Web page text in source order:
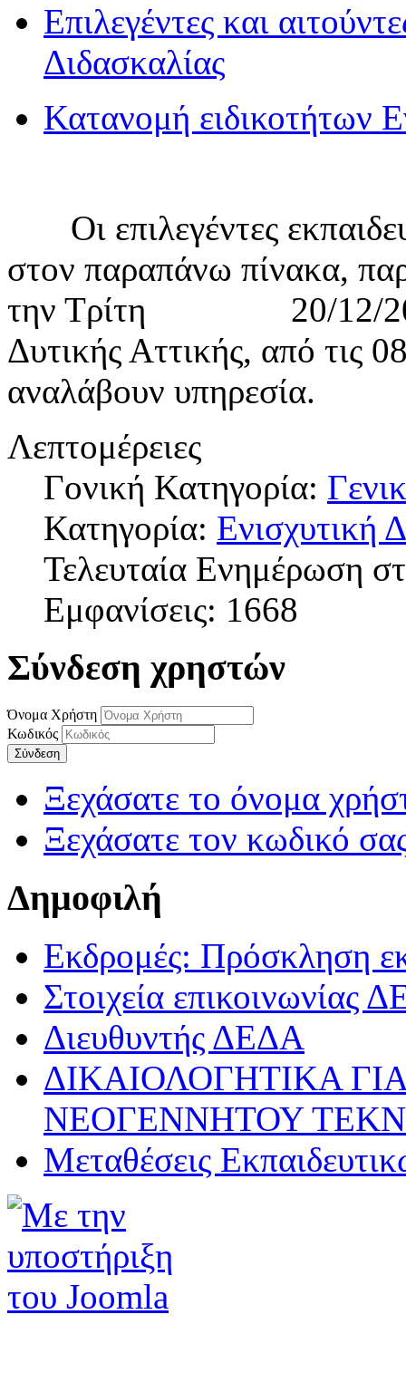
Επιλεγέντες και
Διδασκαλίας
Κατανομή ειδικοτήτων
Οι επιλεγέντες
στον παραπάνω πίνακα,
την Τρίτη 20/12/
Δυτικής Αττικής, από τις
αναλάβουν υπηρεσία.
Λεπτομέρειες
Γονική Κατηγορία:
Κατηγορία: Ενισχυτική
Τελευταία Ενημέρωση
Εμφανίσεις: 1668
Σύνδεση χρηστών
Όνομα Χρήστη
Κωδικός
Σύνδεση
Ξεχάσατε το όνομα
Ξεχάσατε τον κωδικό
Δημοφιλή
Εκδρομές: Πρόσκληση
Στοιχεία επικοινωνίας
Διευθυντής ΔΕΔΑ
ΔΙΚΑΙΟΛΟΓΗΤΙΚΑ
ΝΕΟΓΕΝΝΗΤΟΥ
Μεταθέσεις